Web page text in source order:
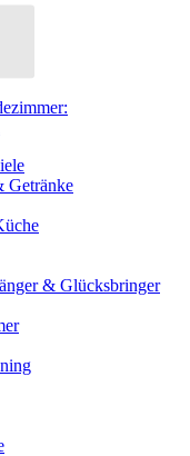
Getränke
& Glücksbringer